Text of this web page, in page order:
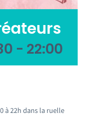
- 22:00
à 22h dans la ruelle